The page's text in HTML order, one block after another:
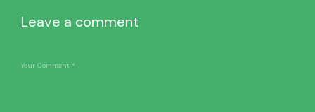
Leave a comment
Your Comment *